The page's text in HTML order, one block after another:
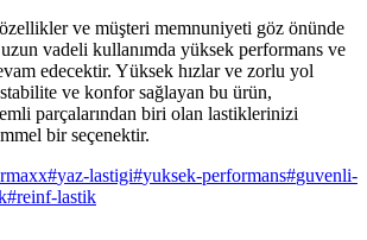
ve müşteri memnuniyeti göz önünde
vadeli kullanımda yüksek performans ve
edecektir. Yüksek hızlar ve zorlu yol
ve konfor sağlayan bu ürün,
parçalarından biri olan lastiklerinizi
bir seçenektir.
#yaz-lastigi#yuksek-performans#guvenli-
#reinf-lastik